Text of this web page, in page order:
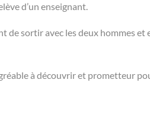
d’un enseignant.
de sortir avec les deux hommes et
à découvrir et prometteur